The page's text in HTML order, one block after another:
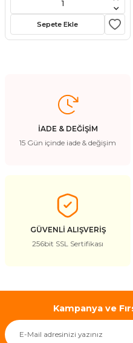
Kovucu Cihazlar
Sepete Ekle
İADE & DEĞİŞİM
15 Gün içinde iade & değişim
GÜVENLİ ALIŞVERİŞ
256bit SSL Sertifikası
Kampanya ve